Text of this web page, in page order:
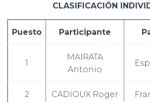
CLASIFICACIÓN
Puesto Participante
1
MAIRATA
Antonio
2 CADIOUX Roger